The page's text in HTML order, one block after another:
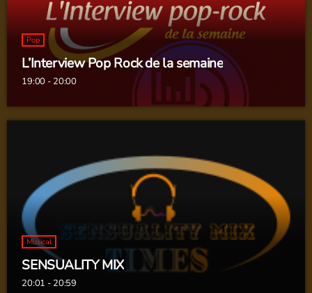
Pop
L’Interview Pop Rock de la semaine
19:00 - 20:00
Musical
SENSUALITY MIX
20:01 - 20:59